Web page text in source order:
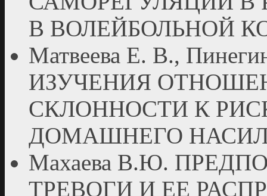
В ВОЛЕЙБОЛЬНОЙ
Матвеева Е. В.,
ИЗУЧЕНИЯ
СКЛОННОСТИ К
ДОМАШНЕГО
Махаева В.Ю.
ТРЕВОГИ И ЕЕ